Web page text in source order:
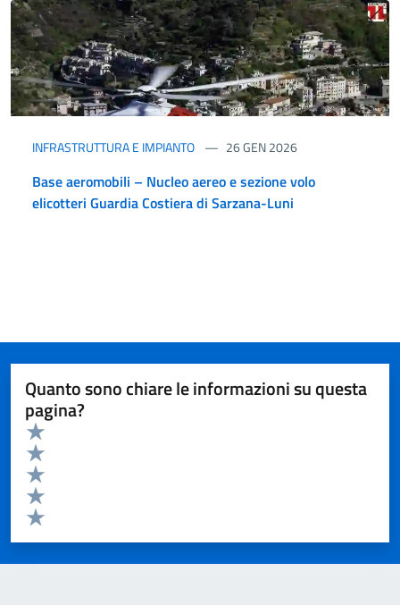
INFRASTRUTTURA E IMPIANTO 26 GEN 2026
Base aeromobili – Nucleo aereo e sezione volo
elicotteri Guardia Costiera di Sarzana-Luni
Quanto sono chiare le informazioni su questa
pagina?
Valuta da 1 a 5 stelle la pagina
Valuta 5 stelle su 5
Valuta 4 stelle su 5
Valuta 3 stelle su 5
Valuta 2 stelle su 5
Valuta 1 stelle su 5